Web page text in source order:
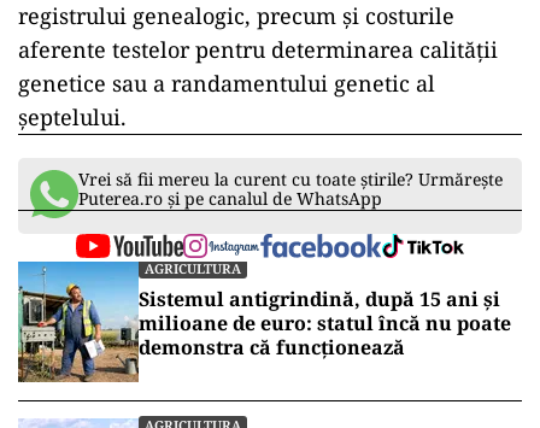
registrului genealogic, precum şi costurile
aferente testelor pentru determinarea calității
genetice sau a randamentului genetic al
şeptelului.
Vrei să fii mereu la curent cu toate știrile? Urmărește
Puterea.ro și pe canalul de WhatsApp
AGRICULTURA
Sistemul antigrindină, după 15 ani și
milioane de euro: statul încă nu poate
demonstra că funcționează